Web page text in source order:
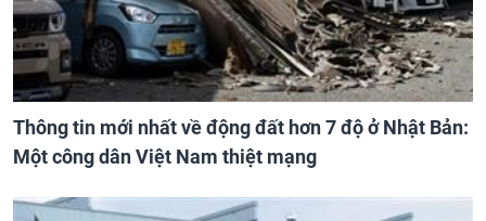
Thông tin mới nhất về động đất hơn 7 độ ở Nhật Bản:
Một công dân Việt Nam thiệt mạng